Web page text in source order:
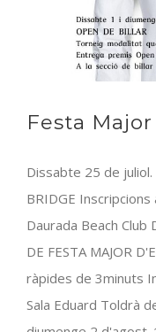
Festa Major
Dissabte 25 de juliol.
BRIDGE Inscripcions
Daurada Beach
DE FESTA MAJOR
ràpides de 3minuts
Sala Eduard Toldrà